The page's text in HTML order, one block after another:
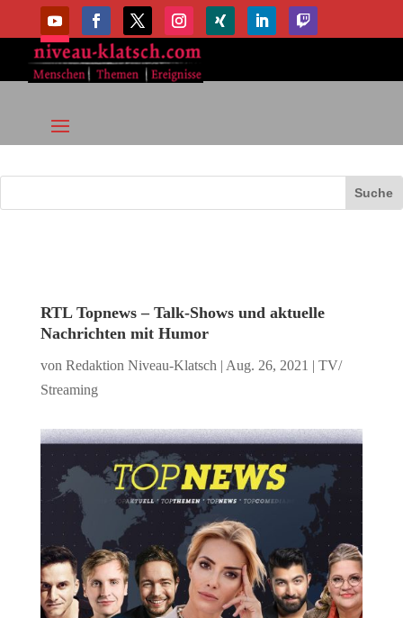
RTL Topnews – Talk-Shows und aktuelle
Nachrichten mit Humor
von Redaktion Niveau-Klatsch | Aug. 26, 2021 | TV/
Streaming